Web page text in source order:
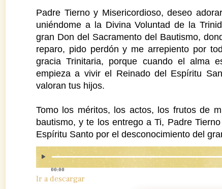
Padre Tierno y Misericordioso, deseo
uniéndome a la Divina Voluntad de la
gran Don del Sacramento del Bautismo,
reparo, pido perdón y me arrepiento por
gracia Trinitaria, porque cuando el alma
empieza a vivir el Reinado del Espíritu
valoran tus hijos.
Tomo los méritos, los actos, los frutos de
bautismo, y te los entrego a Ti, Padre
Espíritu Santo por el desconocimiento del
00:00
Ir a descargar